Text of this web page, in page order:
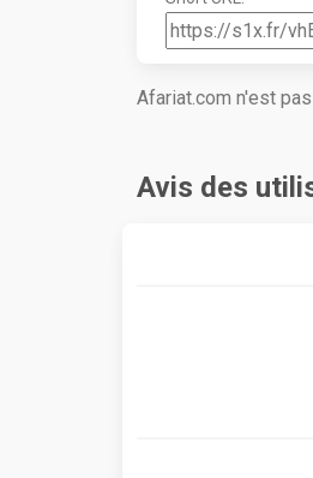
Afariat.com n'est
Avis des